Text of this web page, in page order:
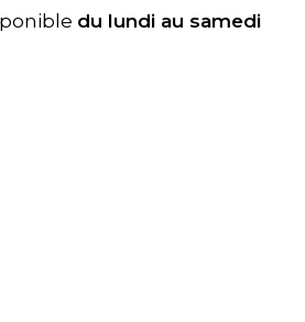
du lundi au samedi